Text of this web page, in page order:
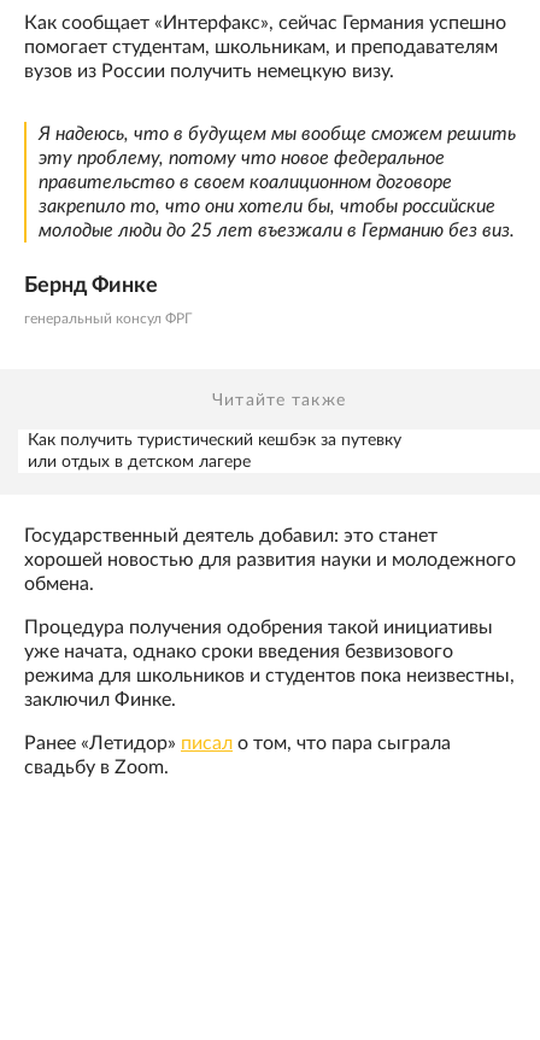
Как сообщает «Интерфакс», сейчас Германия успешно
помогает студентам, школьникам, и преподавателям
вузов из России получить немецкую визу.
Я надеюсь, что в будущем мы вообще сможем решить
эту проблему, потому что новое федеральное
правительство в своем коалиционном договоре
закрепило то, что они хотели бы, чтобы российские
молодые люди до 25 лет въезжали в Германию без виз.
Бернд Финке
генеральный консул ФРГ
Читайте также
Как получить туристический кешбэк за путевку
или отдых в детском лагере
Государственный деятель добавил: это станет
хорошей новостью для развития науки и молодежного
обмена.
Процедура получения одобрения такой инициативы
уже начата, однако сроки введения безвизового
режима для школьников и студентов пока неизвестны,
заключил Финке.
Ранее «Летидор» писал о том, что пара сыграла
свадьбу в Zoom.